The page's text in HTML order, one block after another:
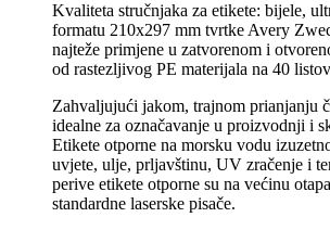
Kvaliteta stručnjaka za etikete: bijele,
formatu 210x297 mm tvrtke Avery
najteže primjene u zatvorenom i
od rastezljivog PE materijala na 40
Zahvaljujući jakom, trajnom prianjanju
idealne za označavanje u proizvodnji i
Etikete otporne na morsku vodu
uvjete, ulje, prljavštinu, UV zračenje i
perive etikete otporne su na većinu
standardne laserske pisače.